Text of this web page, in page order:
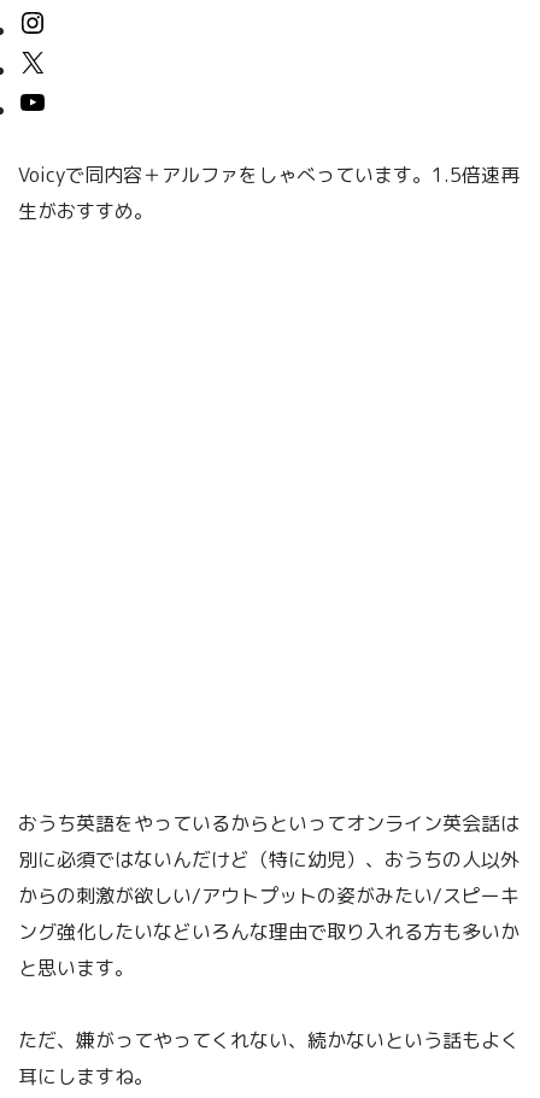
Voicyで同内容＋アルファをしゃべっています。1.5倍速再
生がおすすめ。
おうち英語をやっているからといってオンライン英会話は
別に必須ではないんだけど（特に幼児）、おうちの人以外
からの刺激が欲しい/アウトプットの姿がみたい/スピーキ
ング強化したいなどいろんな理由で取り入れる方も多いか
と思います。
ただ、嫌がってやってくれない、続かないという話もよく
耳にしますね。